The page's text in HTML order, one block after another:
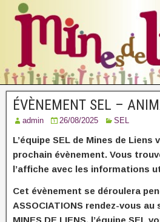
ÉVÈNEMENT SEL –
admin 26/08/2025 SEL
L’équipe SEL de Mines de Liens
prochain évènement. Vous
l’affiche avec les informations
Cet évènement se déroulera
ASSOCIATIONS rendez-vous
MINES DE LIENS, l’équipe SEL